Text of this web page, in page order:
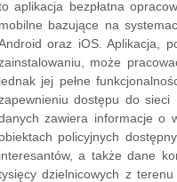
aplikacja bezpłatna
mobilne bazujące na
oraz iOS. Aplikacja,
może
jednak jej pełne
dostępu do sieci
zawiera informacje o
policyjnych
interesantów, a także dane
dzielnicowych z terenu